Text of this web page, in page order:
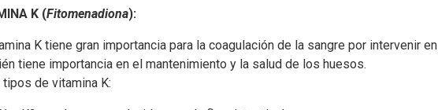
K (Fitomenadiona):
K tiene gran importancia para la coagulación de la sangre por intervenir
tiene importancia en el mantenimiento y la salud de los huesos.
tipos de vitamina K: